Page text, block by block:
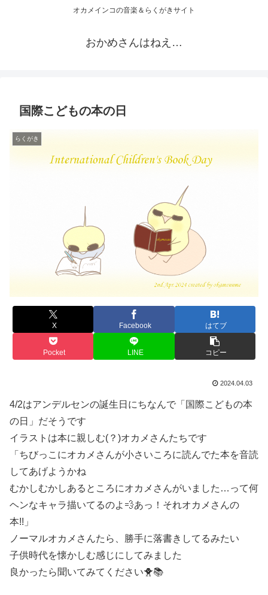
オカメインコの音楽＆らくがきサイト
おかめさんはねえ…
国際こどもの本の日
らくがき
X Facebook はてブ
Pocket LINE コピー
2024.04.03
4/2はアンデルセンの誕生日にちなんで「国際こどもの本
の日」だそうです
イラストは本に親しむ(？)オカメさんたちです
「ちびっこにオカメさんが小さいころに読んでた本を音読
してあげようかね
むかしむかしあるところにオカメさんがいました…って何
ヘンなキャラ描いてるのよ💨あっ！それオカメさんの
本!!」
ノーマルオカメさんたら、勝手に落書きしてるみたい
子供時代を懐かしむ感じにしてみました
良かったら聞いてみてください🐥📚